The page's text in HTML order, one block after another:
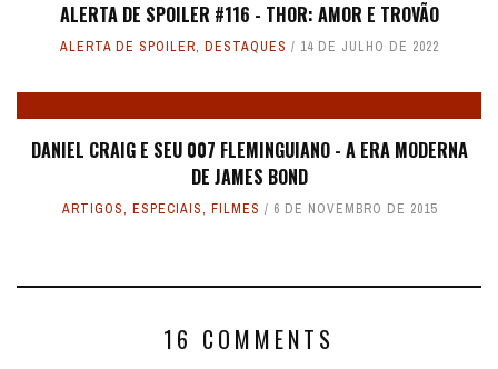
ALERTA DE SPOILER #116 - THOR: AMOR E TROVÃO
ALERTA DE SPOILER, DESTAQUES 14 DE JULHO DE 2022
DANIEL CRAIG E SEU 007 FLEMINGUIANO - A ERA MODERNA
DE JAMES BOND
ARTIGOS, ESPECIAIS, FILMES 6 DE NOVEMBRO DE 2015
16 COMMENTS